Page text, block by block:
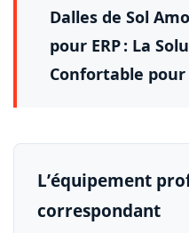
Dalles de Sol
pour ERP : La
Confortable pour
L’équipement
correspondant